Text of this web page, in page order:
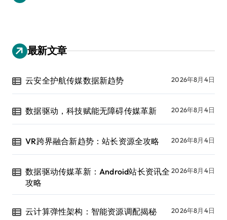
最新文章
云安全护航传媒数据新趋势 2026年8月4日
数据驱动，科技赋能无障碍传媒革新 2026年8月4日
VR跨界融合新趋势：站长资源全攻略 2026年8月4日
数据驱动传媒革新：Android站长资讯全
攻略
2026年8月4日
云计算弹性架构：智能资源调配揭秘 2026年8月4日